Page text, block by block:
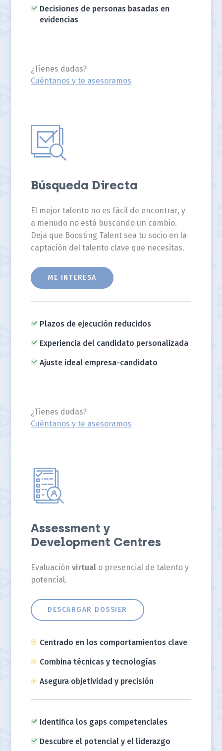
Decisiones de personas basadas en
evidencias
¿Tienes dudas?
Cuéntanos y te asesoramos
Búsqueda Directa
El mejor talento no es fácil de encontrar, y
a menudo no está buscando un cambio.
Deja que Boosting Talent sea tu socio en la
captación del talento clave que necesitas.
ME INTERESA
Plazos de ejecución reducidos
Experiencia del candidato personalizada
Ajuste ideal empresa-candidato
¿Tienes dudas?
Cuéntanos y te asesoramos
Assessment y
Development Centres
Evaluación virtual o presencial de talento y
potencial.
DESCARGAR DOSSIER
Centrado en los comportamientos clave
Combina técnicas y tecnologías
Asegura objetividad y precisión
Identifica los gaps competenciales
Descubre el potencial y el liderazgo